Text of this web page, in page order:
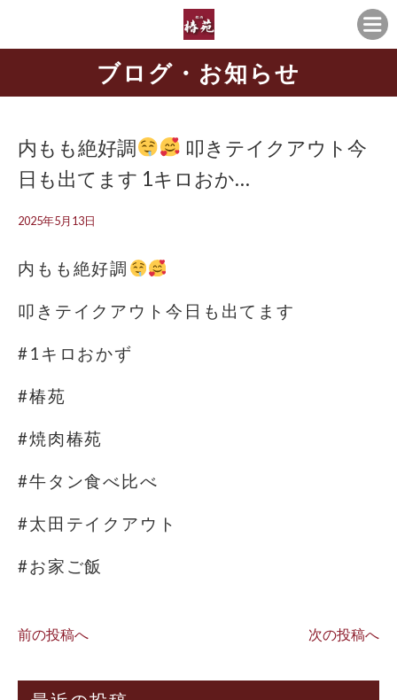
ブログ・お知らせ
内もも絶好調
叩きテイクアウト今
日も出てます 1キロおか…
2025年5月13日
内もも絶好調
叩きテイクアウト今日も出てます
#1キロおかず
#椿苑
#焼肉椿苑
#牛タン食べ比べ
#太田テイクアウト
#お家ご飯
前の投稿へ 次の投稿へ